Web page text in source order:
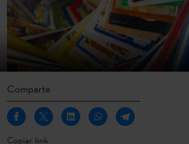
Comparte
Copiar link